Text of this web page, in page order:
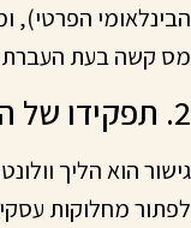
הבינלאומי הפרטי),
מס קשה בעת
2. תפקידו של הגישור המשפחתי הבין-דורי
גישור הוא הליך
לפתור מחלוקות